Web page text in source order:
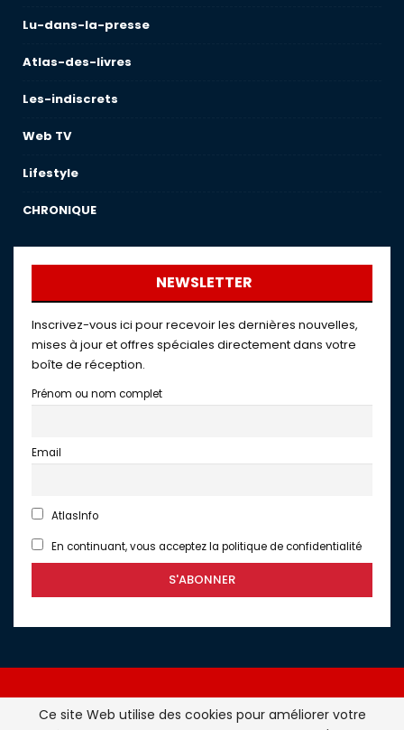
Lu-dans-la-presse
Atlas-des-livres
Les-indiscrets
Web TV
Lifestyle
CHRONIQUE
NEWSLETTER
Inscrivez-vous ici pour recevoir les dernières nouvelles,
mises à jour et offres spéciales directement dans votre
boîte de réception.
Prénom ou nom complet
Email
AtlasInfo
En continuant, vous acceptez la politique de confidentialité
Ce site Web utilise des cookies pour améliorer votre